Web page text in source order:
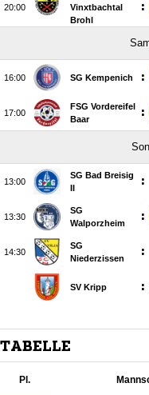

Vinxtbachtal
Brohl
:
 SG Kempenich :

FSG Vordereifel
Baar
:

SG Bad Breisig
II
:

SG
Walporzheim
:

SG
Niederzissen
:
SV Kripp :
TABELLE
Pl.